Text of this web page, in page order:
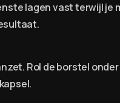
lagen vast terwijl je
Rol de borstel